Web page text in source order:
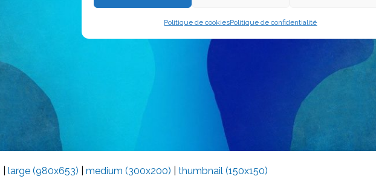
Politique de cookiesPolitique de confidentialité
|large (980x653) |medium (300x200) |thumbnail (150x150)